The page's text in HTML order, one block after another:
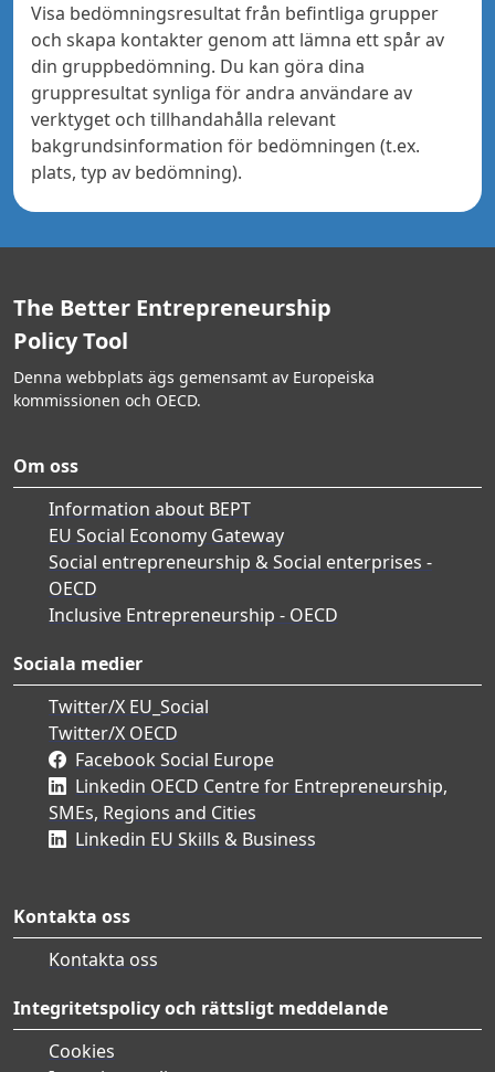
Visa bedömningsresultat från befintliga grupper
och skapa kontakter genom att lämna ett spår av
din gruppbedömning. Du kan göra dina
gruppresultat synliga för andra användare av
verktyget och tillhandahålla relevant
bakgrundsinformation för bedömningen (t.ex.
plats, typ av bedömning).
The Better Entrepreneurship
Policy Tool
Denna webbplats ägs gemensamt av Europeiska
kommissionen och OECD.
Om oss
Information about BEPT
EU Social Economy Gateway
Social entrepreneurship & Social enterprises -
OECD
Inclusive Entrepreneurship - OECD
Sociala medier
Twitter/X EU_Social
Twitter/X OECD
Facebook Social Europe
Linkedin OECD Centre for Entrepreneurship,
SMEs, Regions and Cities
Linkedin EU Skills & Business
Kontakta oss
Kontakta oss
Integritetspolicy och rättsligt meddelande
Cookies